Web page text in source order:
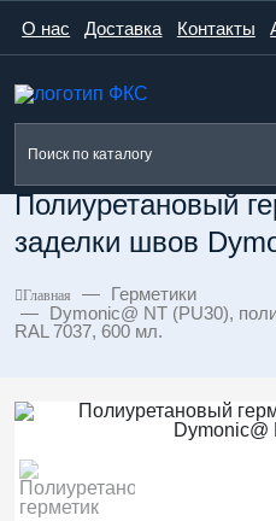
О нас Доставка Контакты
Полиуретановый
заделки швов
Главная
Герметики
Dymonic@ NT (PU30),
RAL 7037, 600 мл.